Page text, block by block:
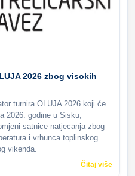
2026 zbog visokih
turnira OLUJA 2026 koji će
2026. godine u Sisku,
satnice natjecanja zbog
i vrhunca toplinskog
vikenda.
Čitaj više